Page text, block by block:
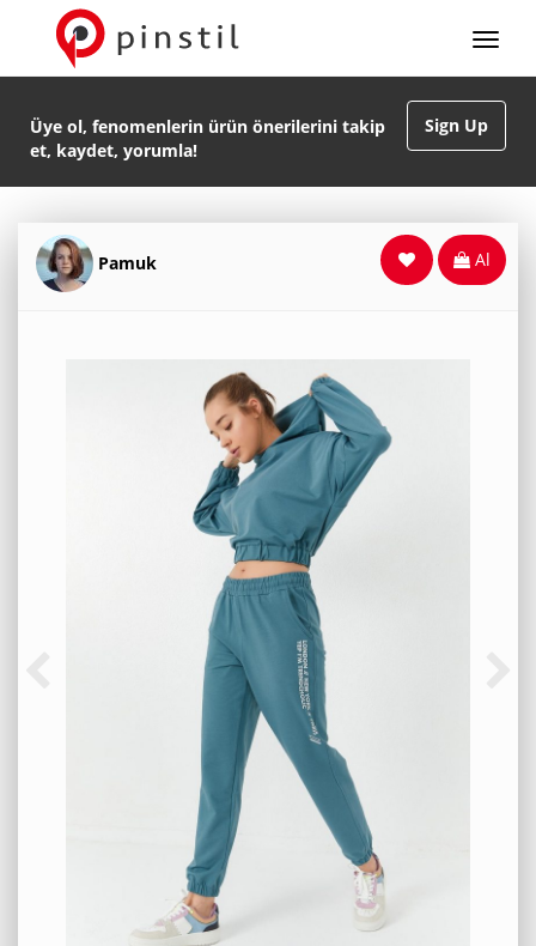
Sign Up
Üye ol, fenomenlerin ürün önerilerini takip
et, kaydet, yorumla!
Pamuk Al